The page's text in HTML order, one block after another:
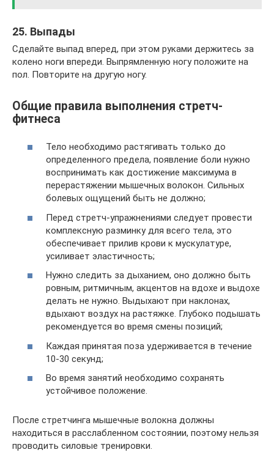
25. Выпады
Сделайте выпад вперед, при этом руками держитесь за
колено ноги впереди. Выпрямленную ногу положите на
пол. Повторите на другую ногу.
Общие правила выполнения стретч-
фитнеса
Тело необходимо растягивать только до
определенного предела, появление боли нужно
воспринимать как достижение максимума в
перерастяжении мышечных волокон. Сильных
болевых ощущений быть не должно;
Перед стретч-упражнениями следует провести
комплексную разминку для всего тела, это
обеспечивает прилив крови к мускулатуре,
усиливает эластичность;
Нужно следить за дыханием, оно должно быть
ровным, ритмичным, акцентов на вдохе и выдохе
делать не нужно. Выдыхают при наклонах,
вдыхают воздух на растяжке. Глубоко подышать
рекомендуется во время смены позиций;
Каждая принятая поза удерживается в течение
10-30 секунд;
Во время занятий необходимо сохранять
устойчивое положение.
После стретчинга мышечные волокна должны
находиться в расслабленном состоянии, поэтому нельзя
проводить силовые тренировки.